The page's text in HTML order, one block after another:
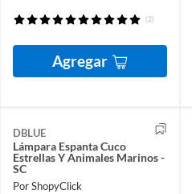
(2)
Agregar
DBLUE
Lámpara Espanta Cuco
Estrellas Y Animales Marinos -
SC
Por ShopyClick